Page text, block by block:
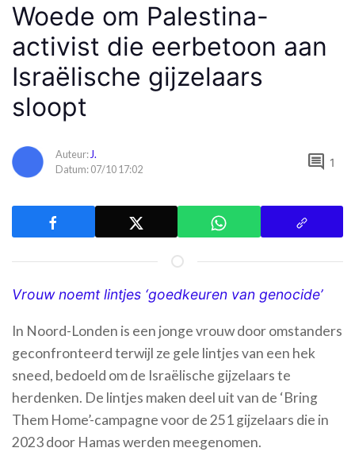
Woede om Palestina-
activist die eerbetoon aan
Israëlische gijzelaars
sloopt
Auteur:J.
Datum: 07/10 17:02
comment 1
Vrouw noemt lintjes ‘goedkeuren van genocide’
In Noord-Londen is een jonge vrouw door omstanders
geconfronteerd terwijl ze gele lintjes van een hek
sneed, bedoeld om de Israëlische gijzelaars te
herdenken. De lintjes maken deel uit van de ‘Bring
Them Home’-campagne voor de 251 gijzelaars die in
2023 door Hamas werden meegenomen.